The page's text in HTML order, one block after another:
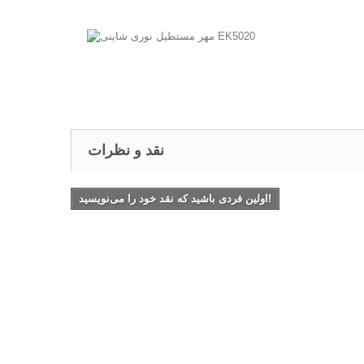
نقد و نظرات
اولین فردی باشید که نقد خود را می‌نویسید!